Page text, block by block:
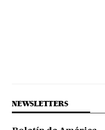
NEWSLETTERS